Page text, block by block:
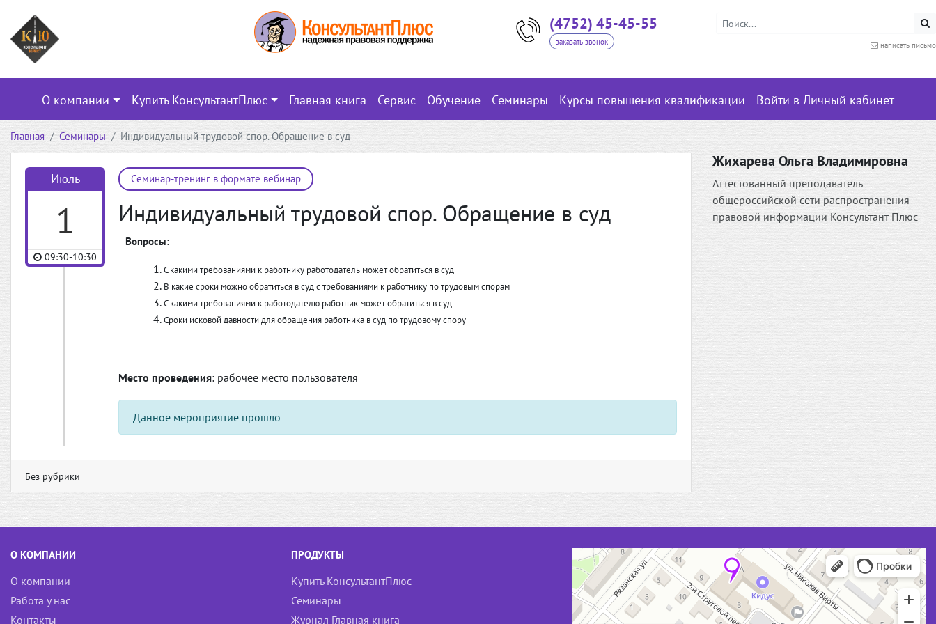
(4752) 45-45-55
заказать звонок написать письмо
О компании Купить КонсультантПлюс Главная книга Сервис Обучение Семинары Курсы повышения квалификации Войти в Личный кабинет
Главная Семинары Индивидуальный трудовой спор. Обращение в суд
Июль
1
09:30-10:30
Семинар-тренинг в формате вебинар
Индивидуальный трудовой спор. Обращение в суд
Вопросы:
С какими требованиями к работнику работодатель может обратиться в суд
В какие сроки можно обратиться в суд с требованиями к работнику по трудовым спорам
С какими требованиями к работодателю работник может обратиться в суд
Сроки исковой давности для обращения работника в суд по трудовому спору
Место проведения: рабочее место пользователя
Данное мероприятие прошло
Без рубрики
Жихарева Ольга Владимировна
Аттестованный преподаватель
общероссийской сети распространения
правовой информации Консультант Плюс
О КОМПАНИИ
О компании
Работа у нас
Контакты
ПРОДУКТЫ
Купить КонсультантПлюс
Семинары
Журнал Главная книга